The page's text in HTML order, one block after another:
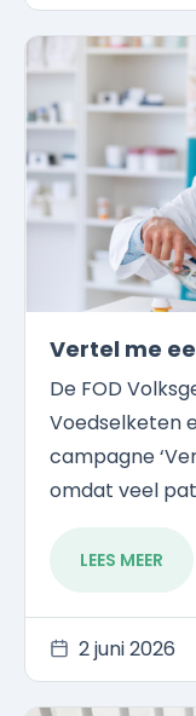
Vertel me
De FOD
Voedselketen
campagne
omdat veel
LEES MEER
2 juni 2026